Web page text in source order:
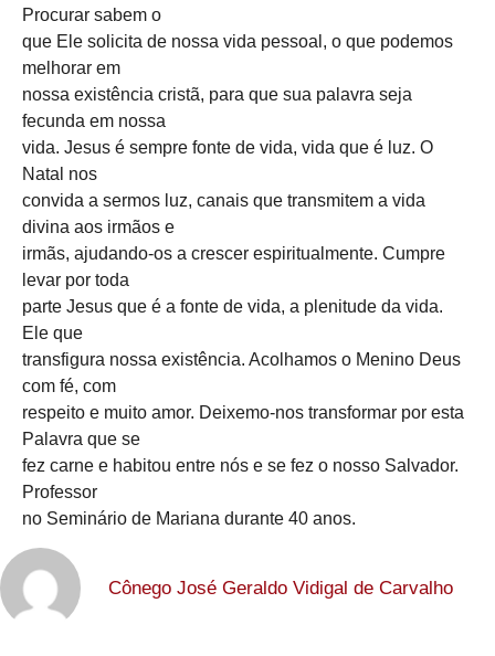
Procurar sabem o
que Ele solicita de nossa vida pessoal, o que podemos
melhorar em
nossa existência cristã, para que sua palavra seja
fecunda em nossa
vida. Jesus é sempre fonte de vida, vida que é luz. O
Natal nos
convida a sermos luz, canais que transmitem a vida
divina aos irmãos e
irmãs, ajudando-os a crescer espiritualmente. Cumpre
levar por toda
parte Jesus que é a fonte de vida, a plenitude da vida.
Ele que
transfigura nossa existência. Acolhamos o Menino Deus
com fé, com
respeito e muito amor. Deixemo-nos transformar por esta
Palavra que se
fez carne e habitou entre nós e se fez o nosso Salvador.
Professor
no Seminário de Mariana durante 40 anos.
Cônego José Geraldo Vidigal de Carvalho